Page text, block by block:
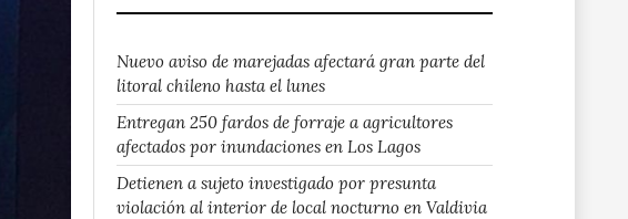
Nuevo aviso de marejadas afectará gran parte del
litoral chileno hasta el lunes
Entregan 250 fardos de forraje a agricultores
afectados por inundaciones en Los Lagos
Detienen a sujeto investigado por presunta
violación al interior de local nocturno en Valdivia